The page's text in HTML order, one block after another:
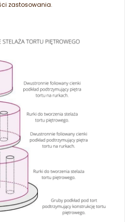
zastosowania.